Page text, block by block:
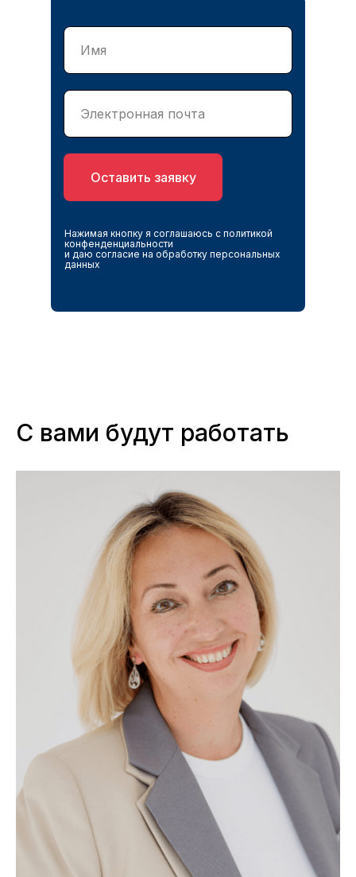
Оставить заявку
Нажимая кнопку я соглашаюсь с политикой
конфенденциальности
и даю согласие на обработку персональных
данных
С вами будут работать